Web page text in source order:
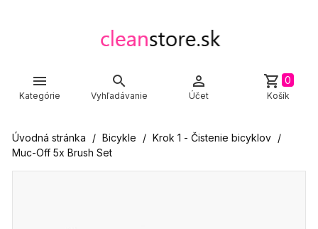

Kategórie

Vyhľadávanie

Účet
shopping_cart 0
Košík
Úvodná stránka Bicykle
Krok 1 - Čistenie bicyklov
Muc-Off 5x Brush Set